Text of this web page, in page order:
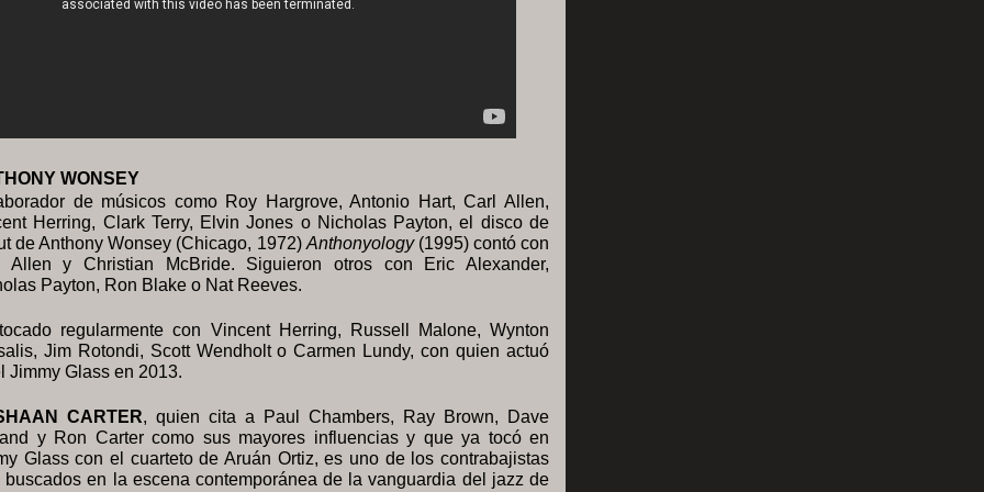
WONSEY
de músicos como Roy Hargrove, Antonio Hart, Carl Allen,
Herring, Clark Terry, Elvin Jones o Nicholas Payton, el disco de
de Anthony Wonsey (Chicago, 1972) Anthonyology(1995) contó con
Allen y Christian McBride. Siguieron otros con Eric Alexander,
Payton, Ron Blake o Nat Reeves.
regularmente con Vincent Herring, Russell Malone, Wynton
Jim Rotondi, Scott Wendholt o Carmen Lundy, con quien actuó
Jimmy Glass en 2013.
CARTER, quien cita a Paul Chambers, Ray Brown, Dave
y Ron Carter como sus mayores influencias y que ya tocó en
Glass con el cuarteto de Aruán Ortiz, es uno de los contrabajistas
buscados en la escena contemporánea de la vanguardia del jazz de